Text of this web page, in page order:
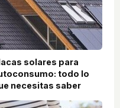
solares para
todo lo
necesitas saber